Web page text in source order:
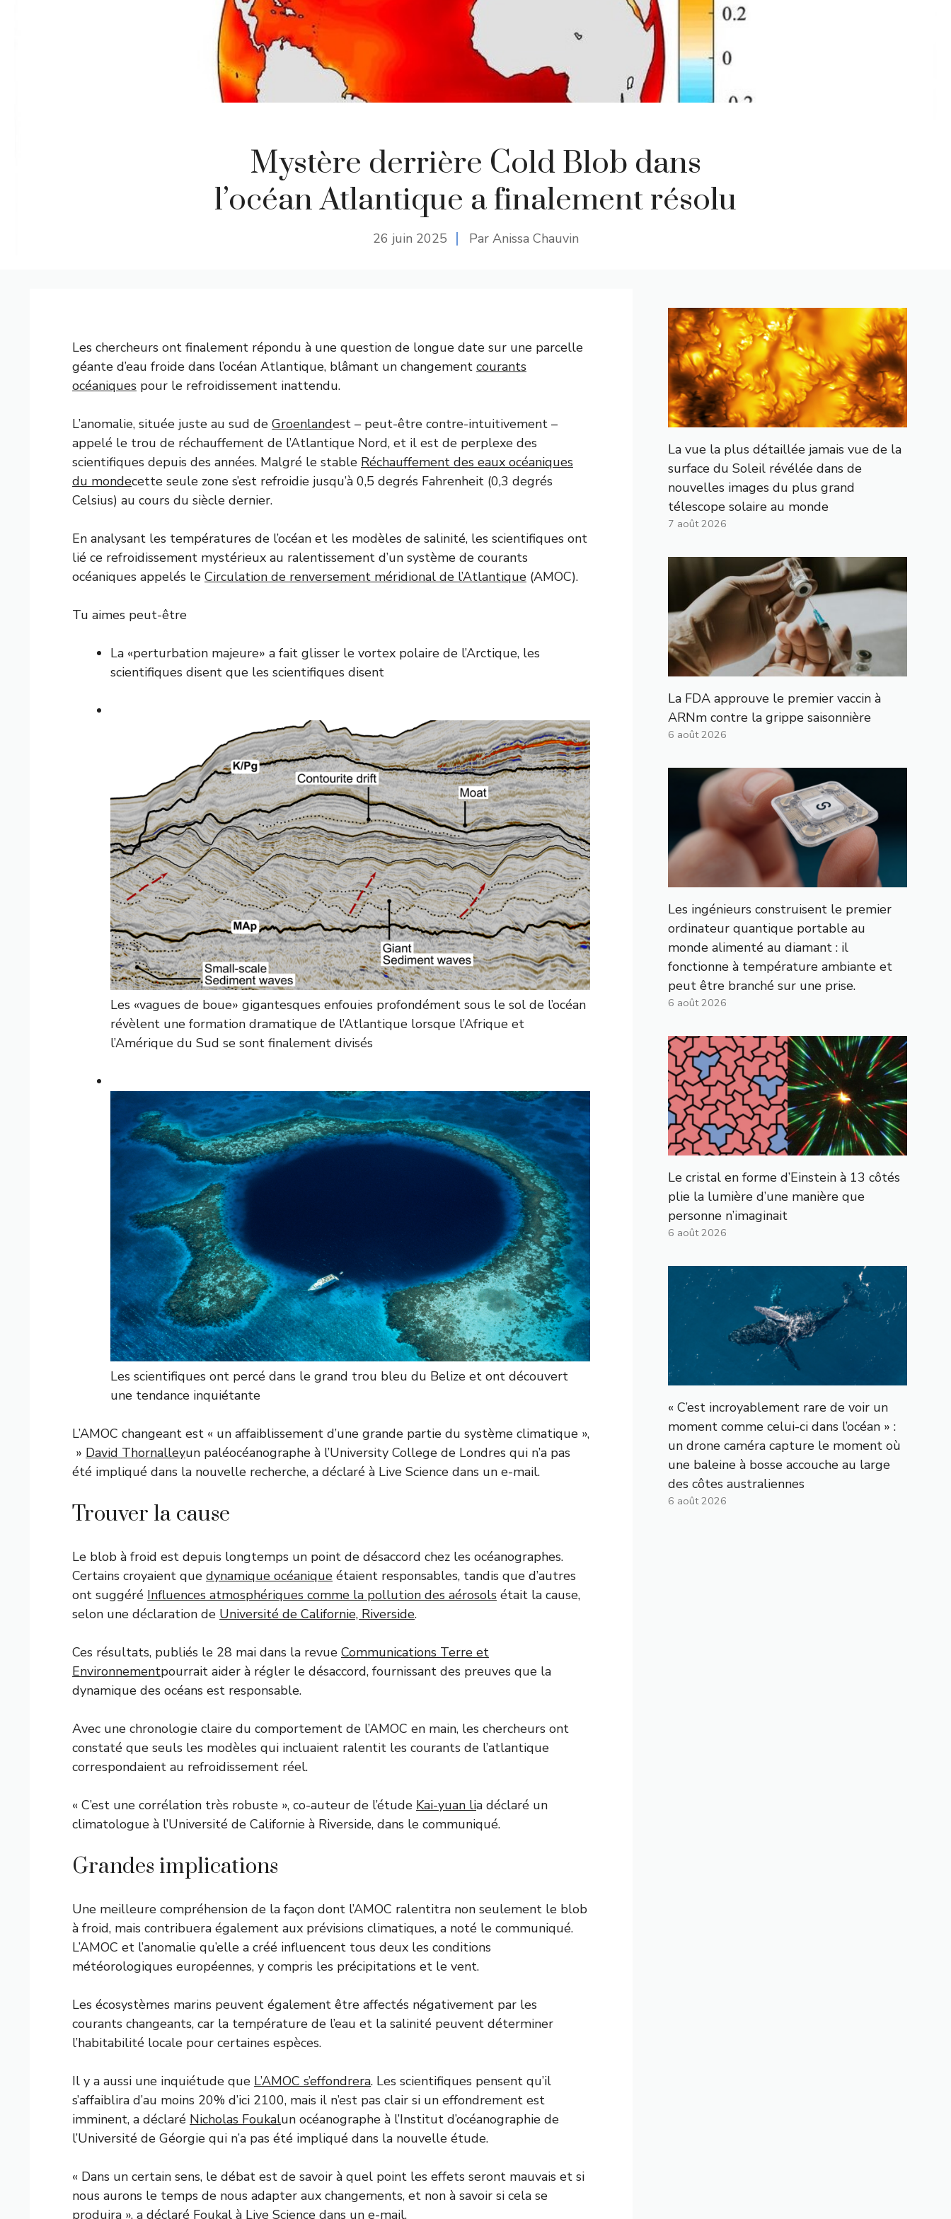
Mystère derrière Cold Blob dans
l’océan Atlantique a finalement résolu
26 juin 2025 Par Anissa Chauvin
Les chercheurs ont finalement répondu à une question de longue date sur une parcelle
géante d’eau froide dans l’océan Atlantique, blâmant un changement courants
océaniques pour le refroidissement inattendu.
L’anomalie, située juste au sud de Groenlandest – peut-être contre-intuitivement –
appelé le trou de réchauffement de l’Atlantique Nord, et il est de perplexe des
scientifiques depuis des années. Malgré le stable Réchauffement des eaux océaniques
du mondecette seule zone s’est refroidie jusqu’à 0,5 degrés Fahrenheit (0,3 degrés
Celsius) au cours du siècle dernier.
En analysant les températures de l’océan et les modèles de salinité, les scientifiques ont
lié ce refroidissement mystérieux au ralentissement d’un système de courants
océaniques appelés le Circulation de renversement méridional de l’Atlantique (AMOC).
Tu aimes peut-être
La «perturbation majeure» a fait glisser le vortex polaire de l’Arctique, les
scientifiques disent que les scientifiques disent
Les «vagues de boue» gigantesques enfouies profondément sous le sol de l’océan
révèlent une formation dramatique de l’Atlantique lorsque l’Afrique et
l’Amérique du Sud se sont finalement divisés
Les scientifiques ont percé dans le grand trou bleu du Belize et ont découvert
une tendance inquiétante
L’AMOC changeant est « un affaiblissement d’une grande partie du système climatique »,
» David Thornalleyun paléocéanographe à l’University College de Londres qui n’a pas
été impliqué dans la nouvelle recherche, a déclaré à Live Science dans un e-mail.
Trouver la cause
Le blob à froid est depuis longtemps un point de désaccord chez les océanographes.
Certains croyaient que dynamique océanique étaient responsables, tandis que d’autres
ont suggéré Influences atmosphériques comme la pollution des aérosols était la cause,
selon une déclaration de Université de Californie, Riverside.
Ces résultats, publiés le 28 mai dans la revue Communications Terre et
Environnementpourrait aider à régler le désaccord, fournissant des preuves que la
dynamique des océans est responsable.
Avec une chronologie claire du comportement de l’AMOC en main, les chercheurs ont
constaté que seuls les modèles qui incluaient ralentit les courants de l’atlantique
correspondaient au refroidissement réel.
« C’est une corrélation très robuste », co-auteur de l’étude Kai-yuan lia déclaré un
climatologue à l’Université de Californie à Riverside, dans le communiqué.
Grandes implications
Une meilleure compréhension de la façon dont l’AMOC ralentitra non seulement le blob
à froid, mais contribuera également aux prévisions climatiques, a noté le communiqué.
L’AMOC et l’anomalie qu’elle a créé influencent tous deux les conditions
météorologiques européennes, y compris les précipitations et le vent.
Les écosystèmes marins peuvent également être affectés négativement par les
courants changeants, car la température de l’eau et la salinité peuvent déterminer
l’habitabilité locale pour certaines espèces.
Il y a aussi une inquiétude que L’AMOC s’effondrera. Les scientifiques pensent qu’il
s’affaiblira d’au moins 20% d’ici 2100, mais il n’est pas clair si un effondrement est
imminent, a déclaré Nicholas Foukalun océanographe à l’Institut d’océanographie de
l’Université de Géorgie qui n’a pas été impliqué dans la nouvelle étude.
« Dans un certain sens, le débat est de savoir à quel point les effets seront mauvais et si
nous aurons le temps de nous adapter aux changements, et non à savoir si cela se
produira », a déclaré Foukal à Live Science dans un e-mail.
La vue la plus détaillée jamais vue de la
surface du Soleil révélée dans de
nouvelles images du plus grand
télescope solaire au monde
7 août 2026
La FDA approuve le premier vaccin à
ARNm contre la grippe saisonnière
6 août 2026
Les ingénieurs construisent le premier
ordinateur quantique portable au
monde alimenté au diamant : il
fonctionne à température ambiante et
peut être branché sur une prise.
6 août 2026
Le cristal en forme d’Einstein à 13 côtés
plie la lumière d’une manière que
personne n’imaginait
6 août 2026
« C’est incroyablement rare de voir un
moment comme celui-ci dans l’océan » :
un drone caméra capture le moment où
une baleine à bosse accouche au large
des côtes australiennes
6 août 2026